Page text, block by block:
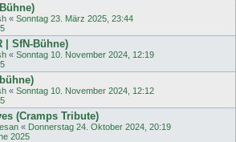
« Sonntag 23. März 2025, 23:44
| SfN-Bühne)
« Sonntag 10. November 2024, 12:19
« Sonntag 10. November 2024, 12:12
(Cramps Tribute)
« Donnerstag 24. Oktober 2024, 20:19
2025